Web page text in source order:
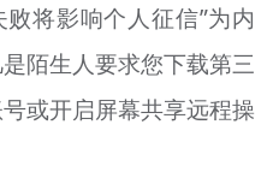
将影响个人征信”为内
陌生人要求您下载第三
或开启屏幕共享远程操